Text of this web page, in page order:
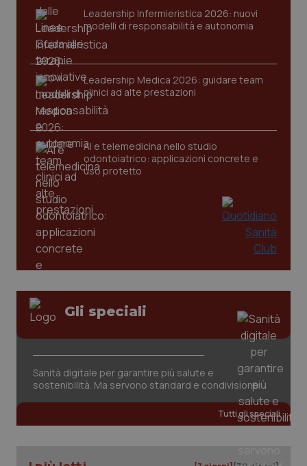
Leadership Infermieristica 2026: nuovi
modelli di responsabilità e autonomia
Leadership Medica 2026: guidare team
clinici ad alte prestazioni
AI e telemedicina nello studio
odontoiatrico: applicazioni concrete e
uso protetto
Gli speciali
Sanità digitale per garantire più salute e
sostenibilità. Ma servono standard e condivisione
Tutti gli speciali
.youtube.com
CookieScriptConsent
www.quotidianosanita.it
tracking-sites-ironfish-
www.quotidianosanita.it
2